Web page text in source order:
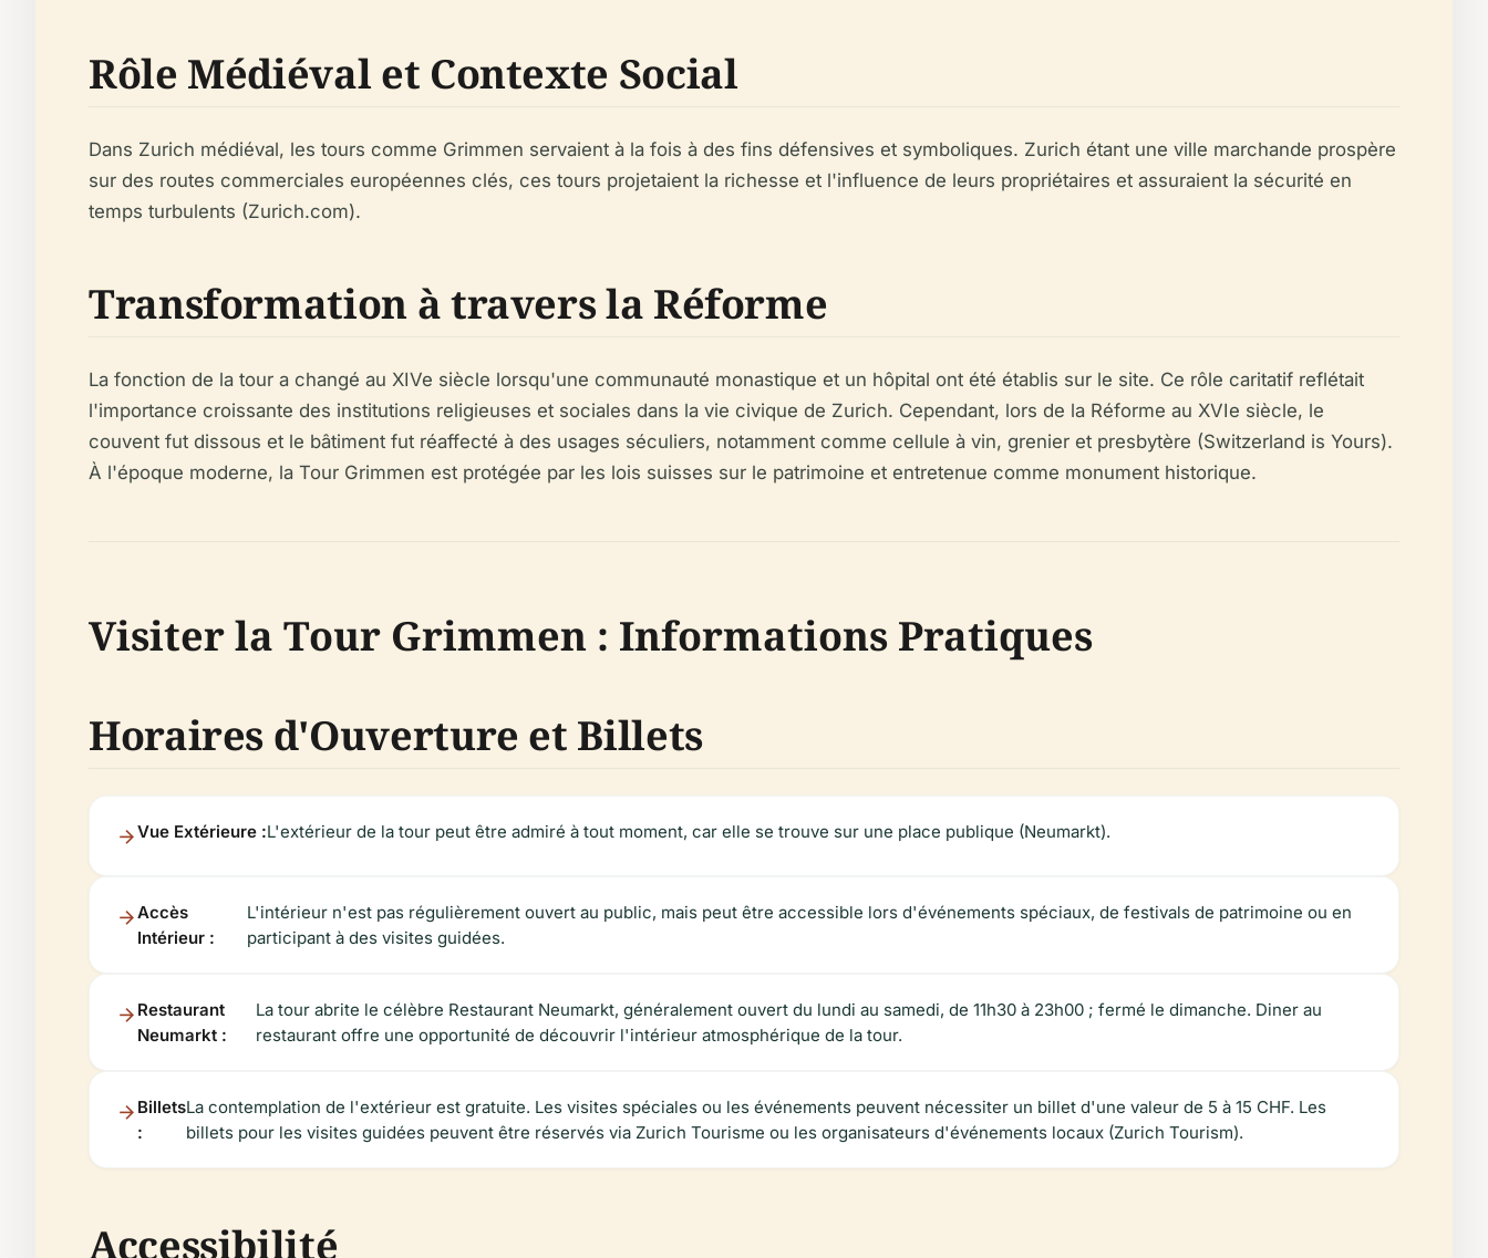
Rôle Médiéval et Contexte Social
Dans Zurich médiéval, les tours comme Grimmen servaient à la fois à des fins défensives et symboliques. Zurich étant une ville marchande prospère
sur des routes commerciales européennes clés, ces tours projetaient la richesse et l'influence de leurs propriétaires et assuraient la sécurité en
temps turbulents (Zurich.com).
Transformation à travers la Réforme
La fonction de la tour a changé au XIVe siècle lorsqu'une communauté monastique et un hôpital ont été établis sur le site. Ce rôle caritatif reflétait
l'importance croissante des institutions religieuses et sociales dans la vie civique de Zurich. Cependant, lors de la Réforme au XVIe siècle, le
couvent fut dissous et le bâtiment fut réaffecté à des usages séculiers, notamment comme cellule à vin, grenier et presbytère (Switzerland is Yours).
À l'époque moderne, la Tour Grimmen est protégée par les lois suisses sur le patrimoine et entretenue comme monument historique.
Visiter la Tour Grimmen : Informations Pratiques
Horaires d'Ouverture et Billets
Vue Extérieure :L'extérieur de la tour peut être admiré à tout moment, car elle se trouve sur une place publique (Neumarkt).
Accès
Intérieur :
L'intérieur n'est pas régulièrement ouvert au public, mais peut être accessible lors d'événements spéciaux, de festivals de patrimoine ou en
participant à des visites guidées.
Restaurant
Neumarkt :
La tour abrite le célèbre Restaurant Neumarkt, généralement ouvert du lundi au samedi, de 11h30 à 23h00 ; fermé le dimanche. Diner au
restaurant offre une opportunité de découvrir l'intérieur atmosphérique de la tour.
Billets
:
La contemplation de l'extérieur est gratuite. Les visites spéciales ou les événements peuvent nécessiter un billet d'une valeur de 5 à 15 CHF. Les
billets pour les visites guidées peuvent être réservés via Zurich Tourisme ou les organisateurs d'événements locaux (Zurich Tourism).
Accessibilité